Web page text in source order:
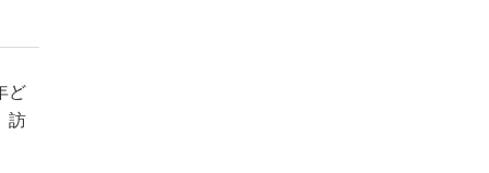
ど
訪